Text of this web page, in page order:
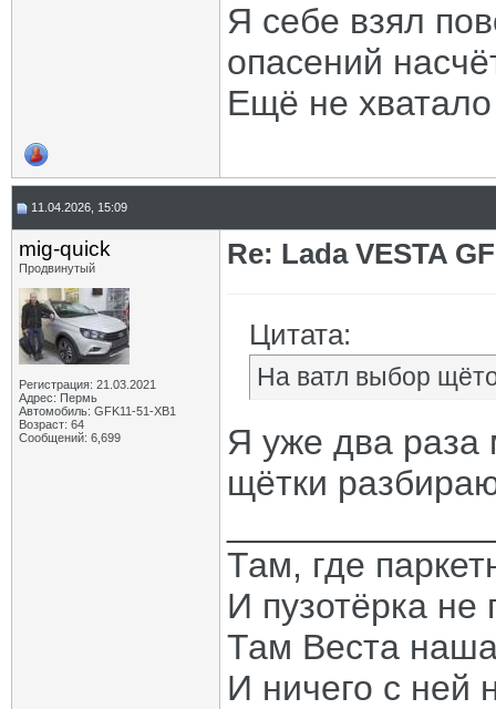
Я себе взял
опасений
Ещё не
11.04.2026, 15:09
mig-quick
Продвинутый
Регистрация: 21.03.2021
Адрес: Пермь
Автомобиль: GFK11-51-ХВ1
Возраст: 64
Сообщений: 6,699
Re: Lada VESTA
Цитата:
На ватл выбор
Я уже два раза
щётки
Там, где
И пузотёрка не
Там Веста
И ничего с ней